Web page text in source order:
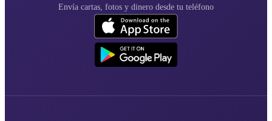
Envía cartas, fotos y dinero desde tu teléfono